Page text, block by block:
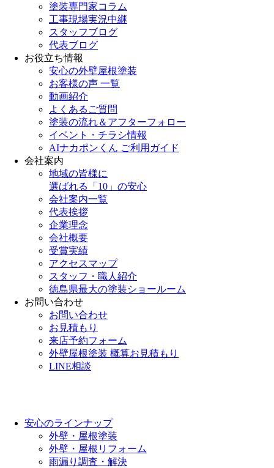
塗装専門家コラム
工事現場実況中継
スタッフブログ
代表ブログ
お役立ち情報
安心の外壁屋根塗装
お客様の声 一覧
動画紹介
よくあるご質問
塗装の流れ＆アフターフォロー
イベント・チラシ情報
AIナカポンくん ご利用ガイド
会社案内
地域の皆様に
選ばれる「10」の安心
会社案内一覧
代表挨拶
企業理念
会社概要
受賞実績
アクセスマップ
スタッフ・職人紹介
徳島県最大の塗装ショールーム
お問い合わせ
お問い合わせ
お見積もり
来店予約フォーム
外壁屋根塗装 概算お見積もり
LINE相談
安心のラインナップ
外壁・屋根塗装
外壁・屋根リフォーム
雨漏り調査・解決